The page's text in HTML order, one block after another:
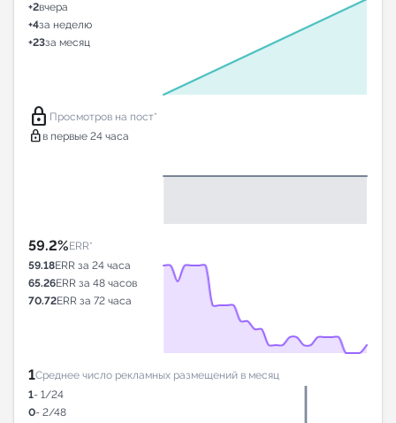
+2вчера
+4за неделю
+23за месяц
lock Просмотров на пост*
lock в первые 24 часа
59.2%ERR*
59.18ERR за 24 часа
65.26ERR за 48 часов
70.72ERR за 72 часа
1Среднее число рекламных размещений в месяц
1- 1/24
0- 2/48